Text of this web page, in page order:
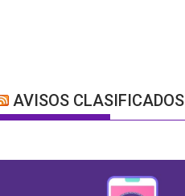
AVISOS CLASIFICADOS